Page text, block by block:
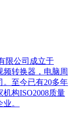
限公司成立于
频转换器，电脑周
。至今已有20多年
构ISO2008质量
。